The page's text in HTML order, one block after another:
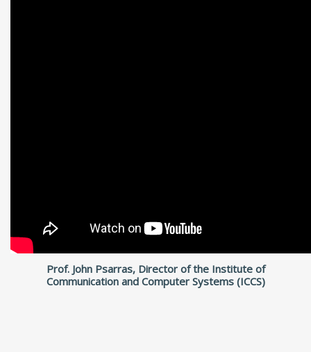
Prof. John Psarras, Director of the Institute of
Communication and Computer Systems (ICCS)